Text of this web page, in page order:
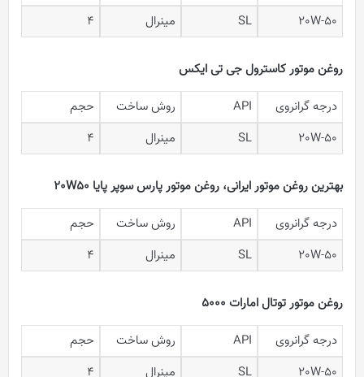
20W-50
SL مینرال 4
روغن موتور کاسترول جی تی ایکس
درجه گرانروی
API روش ساخت
حجم
20W-50
SL مینرال 4
بهترین روغن موتور ایرانی، روغن موتور پارس سوپر پایا 20W50
درجه گرانروی
API روش ساخت
حجم
20W-50
SL مینرال 4
روغن موتور توتال امارات 5000
درجه گرانروی
API روش ساخت
حجم
20W-50
SL مینرال 4